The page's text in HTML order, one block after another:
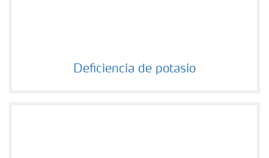
Deficiencia de potasio
Deficiencia de potasio